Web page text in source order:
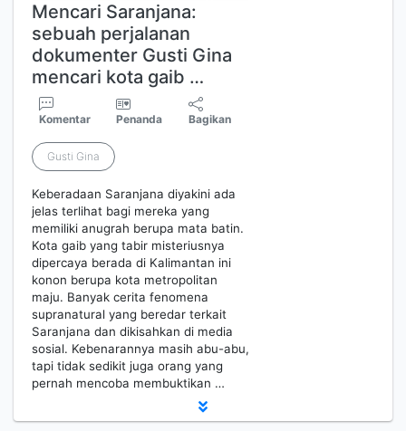
Mencari Saranjana:
sebuah perjalanan
dokumenter Gusti Gina
mencari kota gaib …
Komentar Penanda Bagikan
Gusti Gina
Keberadaan Saranjana diyakini ada
jelas terlihat bagi mereka yang
memiliki anugrah berupa mata batin.
Kota gaib yang tabir misteriusnya
dipercaya berada di Kalimantan ini
konon berupa kota metropolitan
maju. Banyak cerita fenomena
supranatural yang beredar terkait
Saranjana dan dikisahkan di media
sosial. Kebenarannya masih abu-abu,
tapi tidak sedikit juga orang yang
pernah mencoba membuktikan …